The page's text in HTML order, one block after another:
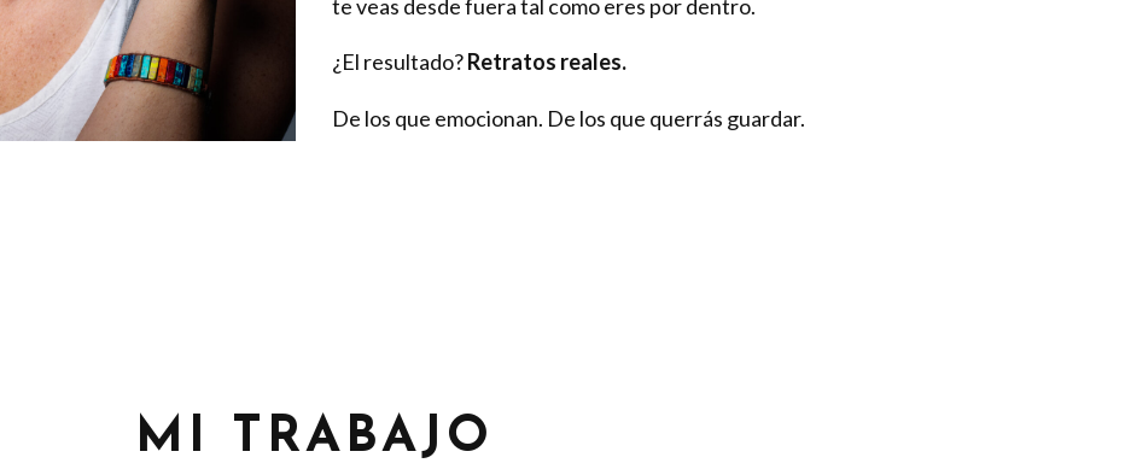
te veas desde fuera tal como eres por dentro.
¿El resultado?Retratos reales.
De los que emocionan. De los que querrás guardar.
MI TRABAJO